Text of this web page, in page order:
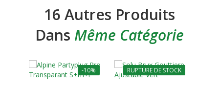
16 Autres Produits
Dans Même Catégorie
-10% -10%
RUPTURE DE STOCK